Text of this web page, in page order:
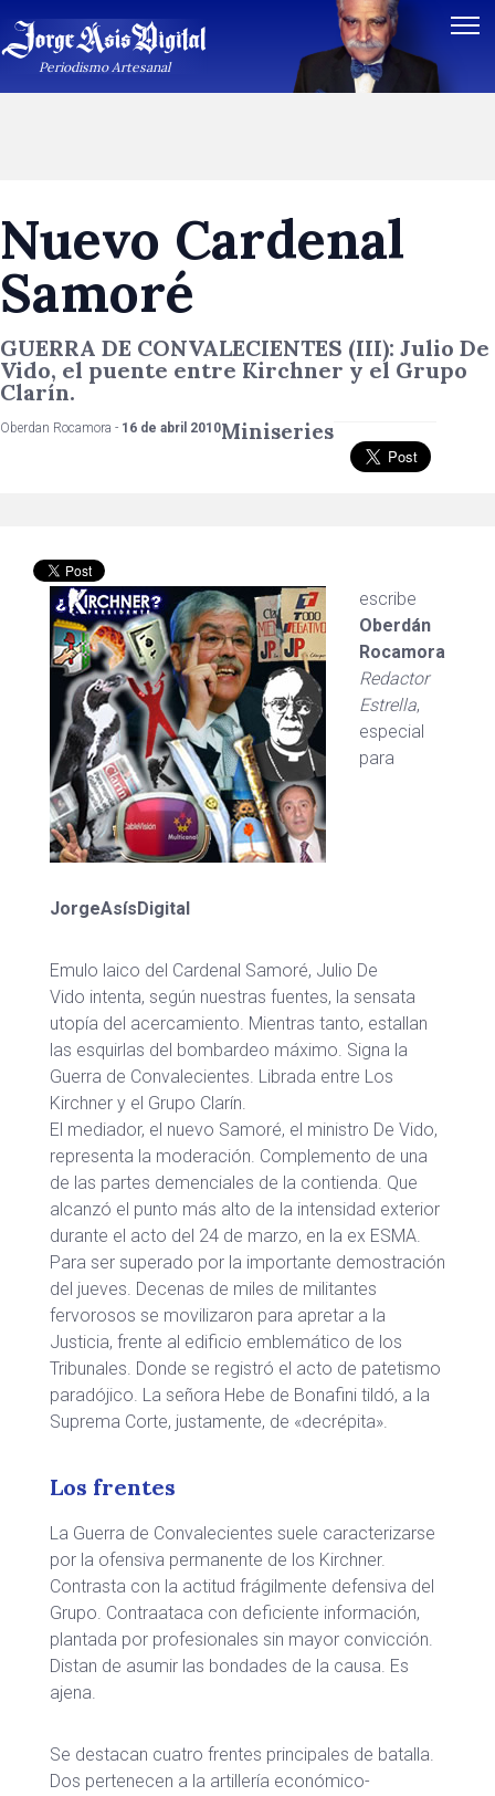
Periodismo Artesanal
Nuevo Cardenal
Samoré
GUERRA DE CONVALECIENTES (III): Julio De
Vido, el puente entre Kirchner y el Grupo
Clarín.
Oberdan Rocamora - 16 de abril 2010Miniseries
escribe
Oberdán
Rocamora
Redactor
Estrella,
especial
para
JorgeAsísDigital
Emulo laico del Cardenal Samoré, Julio De
Vido intenta, según nuestras fuentes, la sensata
utopía del acercamiento. Mientras tanto, estallan
las esquirlas del bombardeo máximo. Signa la
Guerra de Convalecientes. Librada entre Los
Kirchner y el Grupo Clarín.
El mediador, el nuevo Samoré, el ministro De Vido,
representa la moderación. Complemento de una
de las partes demenciales de la contienda. Que
alcanzó el punto más alto de la intensidad exterior
durante el acto del 24 de marzo, en la ex ESMA.
Para ser superado por la importante demostración
del jueves. Decenas de miles de militantes
fervorosos se movilizaron para apretar a la
Justicia, frente al edificio emblemático de los
Tribunales. Donde se registró el acto de patetismo
paradójico. La señora Hebe de Bonafini tildó, a la
Suprema Corte, justamente, de «decrépita».
Los frentes
La Guerra de Convalecientes suele caracterizarse
por la ofensiva permanente de los Kirchner.
Contrasta con la actitud frágilmente defensiva del
Grupo. Contraataca con deficiente información,
plantada por profesionales sin mayor convicción.
Distan de asumir las bondades de la causa. Es
ajena.
Se destacan cuatro frentes principales de batalla.
Dos pertenecen a la artillería económico-